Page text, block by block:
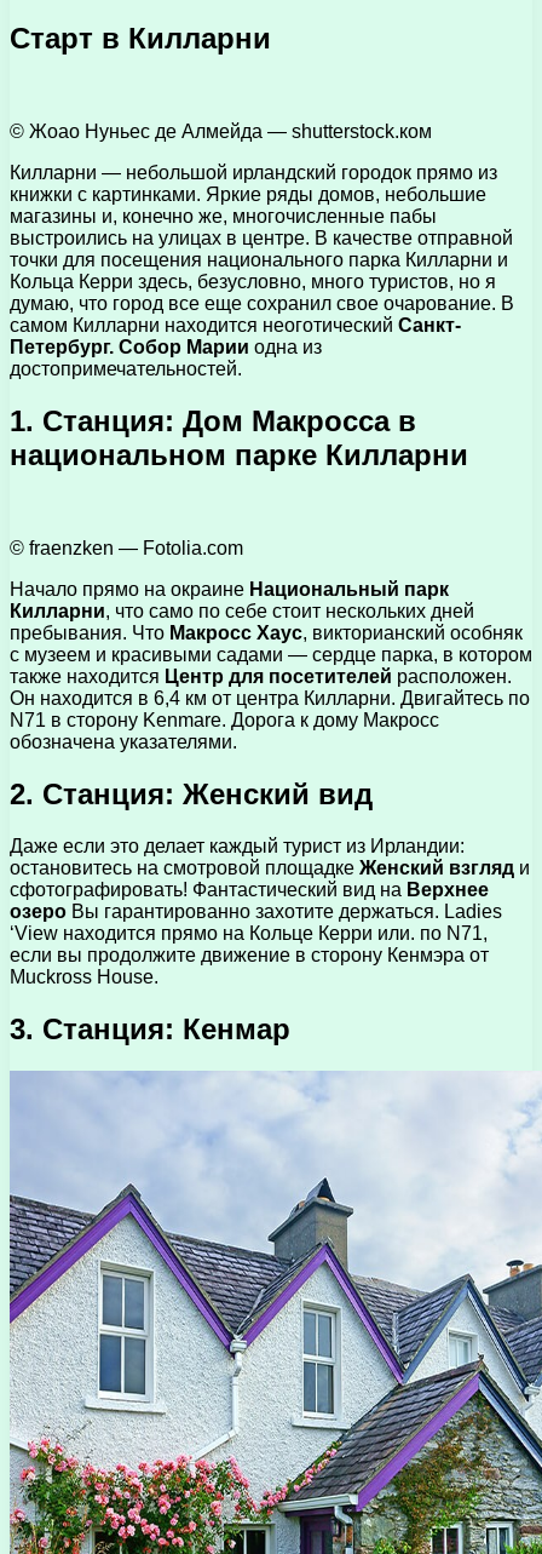
Старт в Килларни
© Жоао Нуньес де Алмейда — shutterstock.ком
Килларни — небольшой ирландский городок прямо из
книжки с картинками. Яркие ряды домов, небольшие
магазины и, конечно же, многочисленные пабы
выстроились на улицах в центре. В качестве отправной
точки для посещения национального парка Килларни и
Кольца Керри здесь, безусловно, много туристов, но я
думаю, что город все еще сохранил свое очарование. В
самом Килларни находится неоготический Санкт-
Петербург. Собор Марии одна из
достопримечательностей.
1. Станция: Дом Макросса в
национальном парке Килларни
© fraenzken — Fotolia.com
Начало прямо на окраине Национальный парк
Килларни, что само по себе стоит нескольких дней
пребывания. Что Макросс Хаус, викторианский особняк
с музеем и красивыми садами — сердце парка, в котором
также находится Центр для посетителей расположен.
Он находится в 6,4 км от центра Килларни. Двигайтесь по
N71 в сторону Kenmare. Дорога к дому Макросс
обозначена указателями.
2. Станция: Женский вид
Даже если это делает каждый турист из Ирландии:
остановитесь на смотровой площадке Женский взгляд и
сфотографировать! Фантастический вид на Верхнее
озеро Вы гарантированно захотите держаться. Ladies
‘View находится прямо на Кольце Керри или. по N71,
если вы продолжите движение в сторону Кенмэра от
Muckross House.
3. Станция: Кенмар